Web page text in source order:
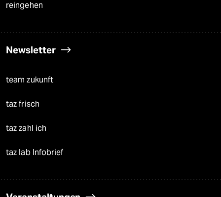
reingehen
Newsletter
team zukunft
taz frisch
taz zahl ich
taz lab Infobrief